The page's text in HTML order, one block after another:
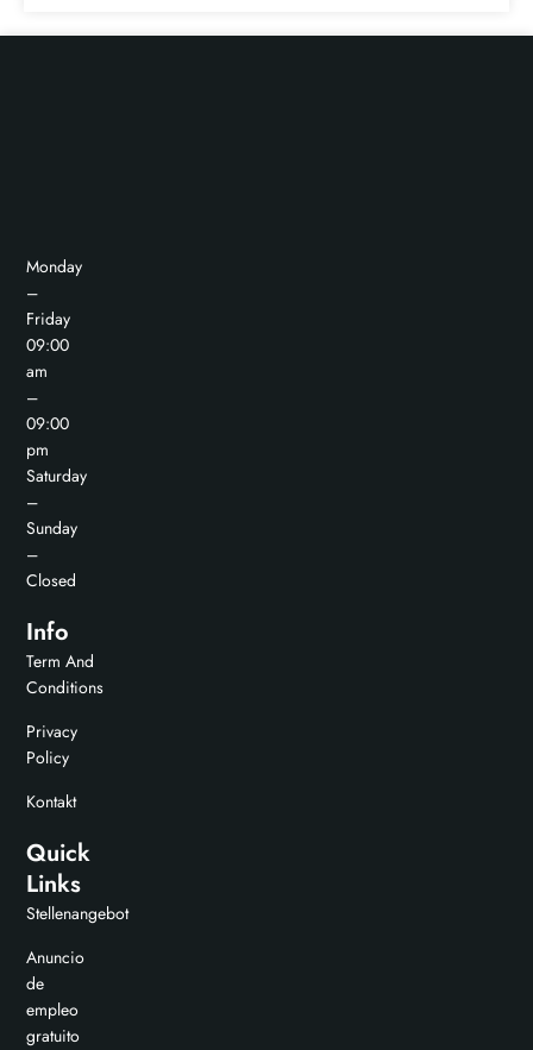
Monday
–
Friday
09:00
am
–
09:00
pm
Saturday
–
Sunday
–
Closed
Info
Term And
Conditions
Privacy
Policy
Kontakt
Quick
Links
Stellenangebot
Anuncio
de
empleo
gratuito